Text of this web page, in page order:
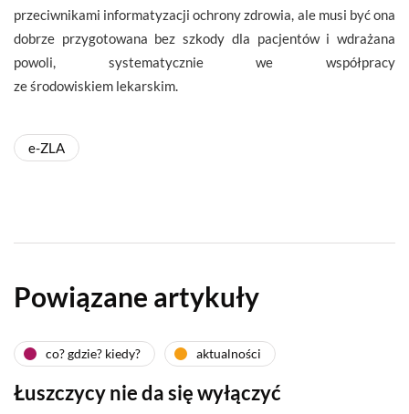
przeciwnikami informatyzacji ochrony zdrowia, ale musi być ona
dobrze przygotowana bez szkody dla pacjentów i wdrażana
powoli, systematycznie we współpracy
ze środowiskiem lekarskim.
e-ZLA
Powiązane artykuły
co? gdzie? kiedy? aktualności
Łuszczycy nie da się wyłączyć